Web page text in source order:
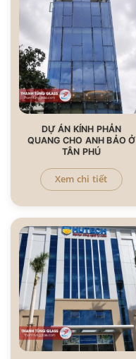
DỰ ÁN KÍNH PHẢN
QUANG CHO ANH BẢO Ở
TÂN PHÚ
Xem chi tiết